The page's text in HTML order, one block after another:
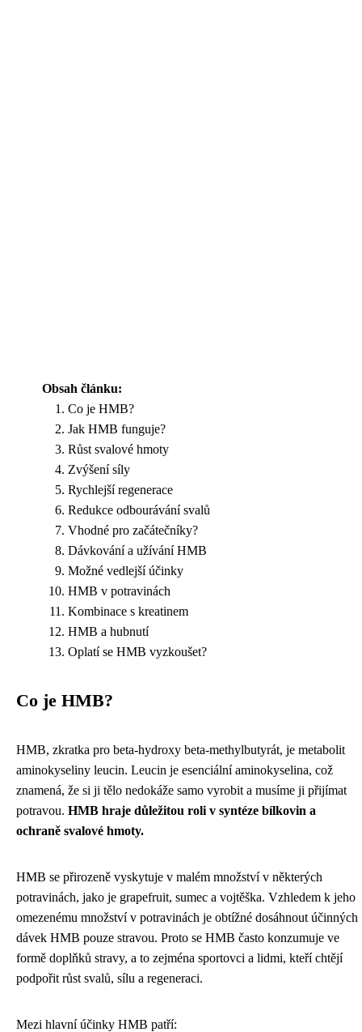
Obsah článku:
Co je HMB?
Jak HMB funguje?
Růst svalové hmoty
Zvýšení síly
Rychlejší regenerace
Redukce odbourávání svalů
Vhodné pro začátečníky?
Dávkování a užívání HMB
Možné vedlejší účinky
HMB v potravinách
Kombinace s kreatinem
HMB a hubnutí
Oplatí se HMB vyzkoušet?
Co je HMB?
HMB, zkratka pro beta-hydroxy beta-methylbutyrát, je metabolit
aminokyseliny leucin. Leucin je esenciální aminokyselina, což
znamená, že si ji tělo nedokáže samo vyrobit a musíme ji přijímat
potravou. HMB hraje důležitou roli v syntéze bílkovin a
ochraně svalové hmoty.
HMB se přirozeně vyskytuje v malém množství v některých
potravinách, jako je grapefruit, sumec a vojtěška. Vzhledem k jeho
omezenému množství v potravinách je obtížné dosáhnout účinných
dávek HMB pouze stravou. Proto se HMB často konzumuje ve
formě doplňků stravy, a to zejména sportovci a lidmi, kteří chtějí
podpořit růst svalů, sílu a regeneraci.
Mezi hlavní účinky HMB patří: